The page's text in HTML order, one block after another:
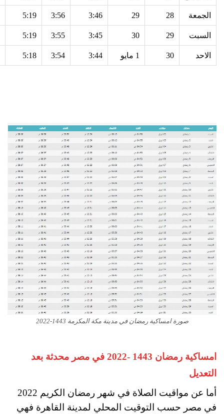
الجمعة 28
29
3:46
3:56
5:19
السبت 29
30
3:45
3:55
5:19
الاحد 30 1 مايو 3:44
3:54
5:18
صورة امساكية رمضان في مدينة مكة المكرمة 1443-2022
امساكية رمضان 1443 -2022 في مصر محدثة بعد
التعديل
أما عن مواقيت الصلاة في شهر رمضان الكريم 2022
في مصر حسب التوقيت المحلي لمدينة القاهرة فهي